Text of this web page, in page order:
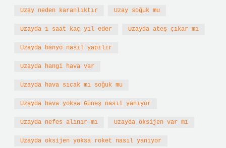
Uzay neden karanlıktır Uzay soğuk mu
Uzayda 1 saat kaç yıl eder Uzayda ateş çıkar mı
Uzayda banyo nasıl yapılır
Uzayda hangi hava var
Uzayda hava sıcak mı soğuk mu
Uzayda hava yoksa Güneş nasıl yanıyor
Uzayda nefes alınır mı Uzayda oksijen var mı
Uzayda oksijen yoksa roket nasıl yanıyor